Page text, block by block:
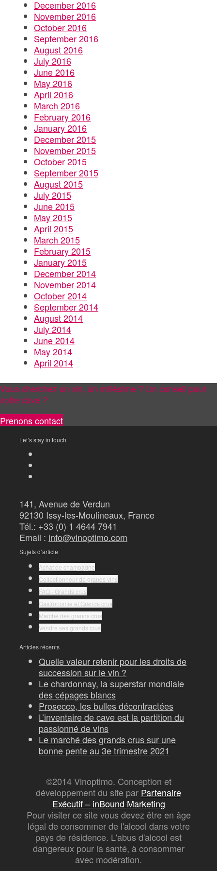
December 2016
November 2016
October 2016
September 2016
August 2016
July 2016
June 2016
May 2016
April 2016
March 2016
February 2016
January 2016
December 2015
November 2015
October 2015
September 2015
August 2015
July 2015
June 2015
May 2015
April 2015
March 2015
February 2015
January 2015
December 2014
November 2014
October 2014
September 2014
August 2014
July 2014
June 2014
May 2014
April 2014
Vous cherchez un vin, un millésime ? Un conseil pour
votre cave ?
Prenons contact
Let’s stay in touch
141, Avenue de Verdun
92130 Issy-les-Moulineaux, France
Tél.: +33 (0) 1 4644 7941
Email : info@vinoptimo.com
Sujets d’article
Achat de champagne
Collectionneur de grands vins
FAQ - Grands crus
Gastronomie et Grands crus
Marché des grands crus
Vendre ses grands crus
Articles récents
Quelle valeur retenir pour les droits de
succession sur le vin ?
Le chardonnay, la superstar mondiale
des cépages blancs
Prosecco, les bulles décontractées
L’inventaire de cave est la partition du
passionné de vins
Le marché des grands crus sur une
bonne pente au 3e trimestre 2021
©2014 Vinoptimo. Conception et
développement du site par Partenaire
Exécutif – inBound Marketing
Pour visiter ce site vous devez être en âge
légal de consommer de l'alcool dans votre
pays de résidence. L'abus d'alcool est
dangereux pour la santé, à consommer
avec modération.